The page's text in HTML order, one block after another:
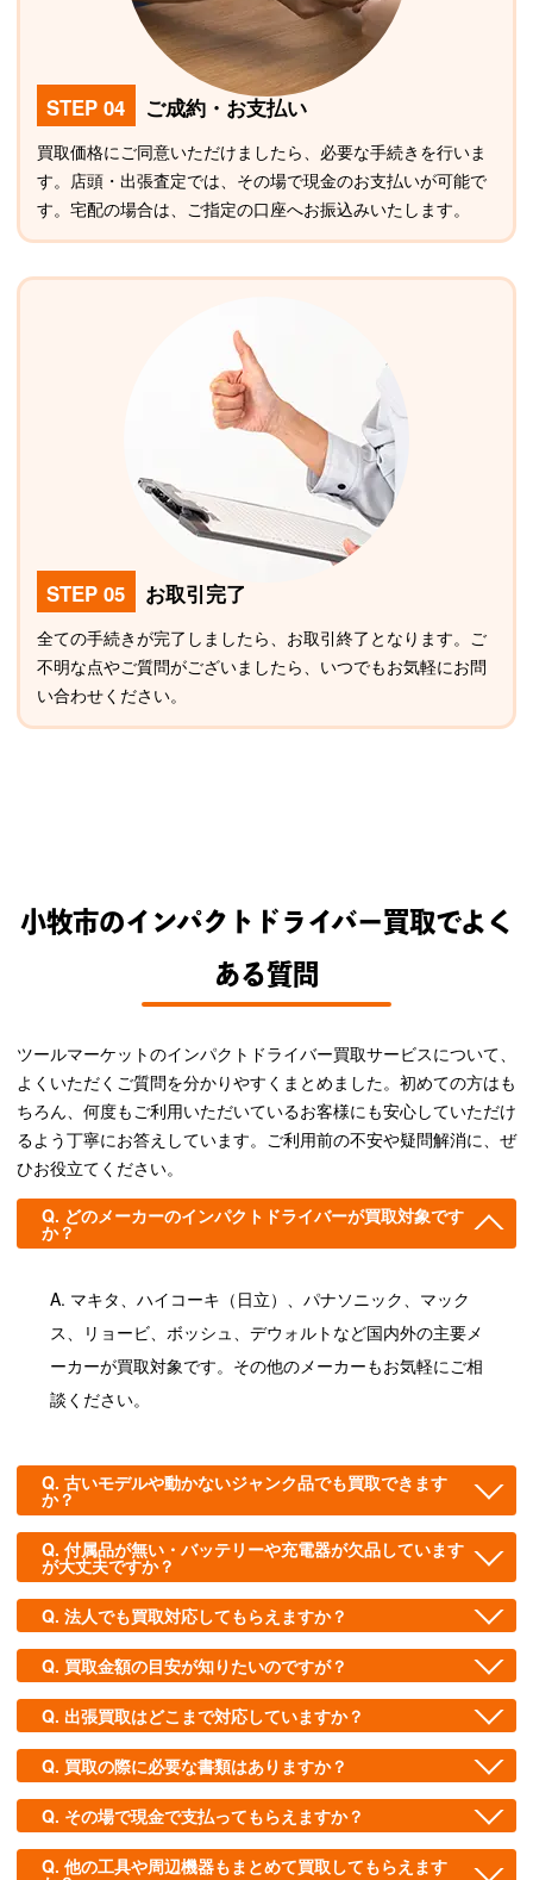
STEP 04 ご成約・お支払い
買取価格にご同意いただけましたら、必要な手続きを行いま
す。店頭・出張査定では、その場で現金のお支払いが可能で
す。宅配の場合は、ご指定の口座へお振込みいたします。
STEP 05 お取引完了
全ての手続きが完了しましたら、お取引終了となります。ご
不明な点やご質問がございましたら、いつでもお気軽にお問
い合わせください。
小牧市のインパクトドライバー買取でよく
ある質問
ツールマーケットのインパクトドライバー買取サービスについて、
よくいただくご質問を分かりやすくまとめました。初めての方はも
ちろん、何度もご利用いただいているお客様にも安心していただけ
るよう丁寧にお答えしています。ご利用前の不安や疑問解消に、ぜ
ひお役立てください。
どのメーカーのインパクトドライバーが買取対象です
か？
マキタ、ハイコーキ（日立）、パナソニック、マック
ス、リョービ、ボッシュ、デウォルトなど国内外の主要メ
ーカーが買取対象です。その他のメーカーもお気軽にご相
談ください。
古いモデルや動かないジャンク品でも買取できます
か？
付属品が無い・バッテリーや充電器が欠品しています
が大丈夫ですか？
法人でも買取対応してもらえますか？
買取金額の目安が知りたいのですが？
出張買取はどこまで対応していますか？
買取の際に必要な書類はありますか？
その場で現金で支払ってもらえますか？
他の工具や周辺機器もまとめて買取してもらえます